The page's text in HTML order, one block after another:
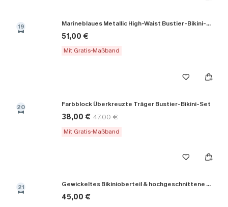
19 Marineblaues Metallic High-Waist Bustier-Bikini-Set
51,00 €
Mit Gratis-Maßband
20 Farbblock Überkreuzte Träger Bustier-Bikini-Set
38,00 € 47,00 €
Mit Gratis-Maßband
21 Gewickeltes Bikinioberteil & hochgeschnittene Bikinihose
45,00 €